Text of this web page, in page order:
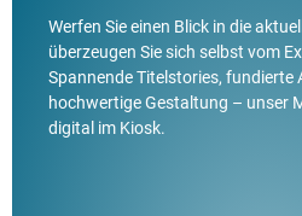
Werfen Sie einen Blick in die
überzeugen Sie sich selbst vom
Spannende Titelstories, fundierte
hochwertige Gestaltung – unser
digital im Kiosk.